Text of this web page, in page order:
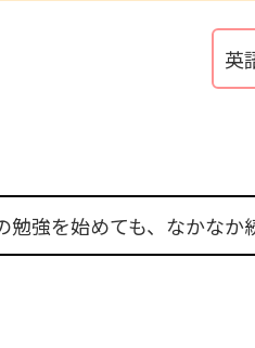
英
勉強を始めても、なかなか